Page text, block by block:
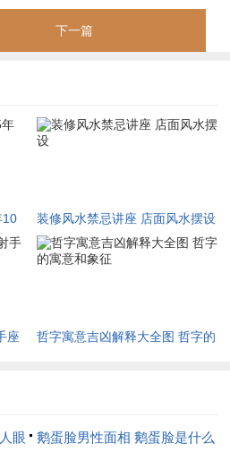
临日，可化煞增福；月德当值，主
业，然需结合八字五行，若日干为
飞星中一白水星入局可助财，八白
亥日，福德星高照，主家庭和睦，
如辰时则更利开业典礼。辛巳日天
下一篇
10
装修风水禁忌讲座 店面风水摆设
座
哲字寓意吉凶解释大全图 哲字的
眼
鹅蛋脸男性面相 鹅蛋脸是什么